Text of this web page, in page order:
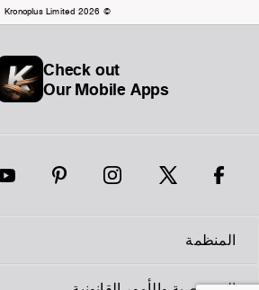
© Kronoplus Limited 2026
Check out
Our Mobile Apps
المنظمة